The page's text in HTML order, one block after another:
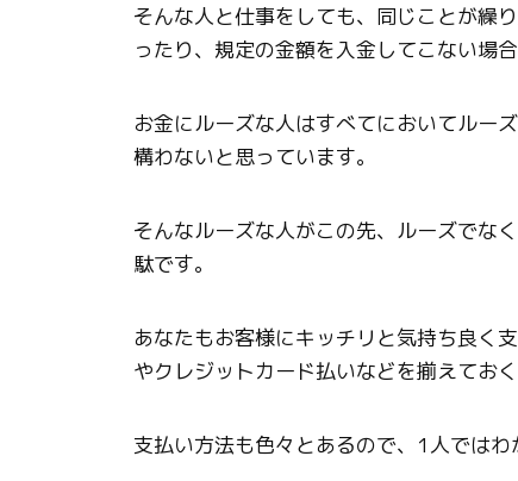
そんな人と仕事をしても、同じことが繰
ったり、規定の金額を入金してこない場合
お金にルーズな人はすべてにおいてルー
構わないと思っています。
そんなルーズな人がこの先、ルーズでな
駄です。
あなたもお客様にキッチリと気持ち良く
やクレジットカード払いなどを揃えておく
支払い方法も色々とあるので、1人ではわ